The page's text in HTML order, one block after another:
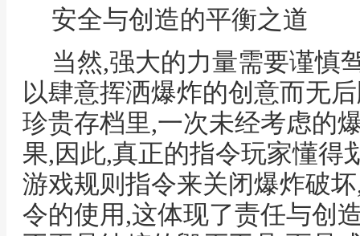
安全与创造的平衡之道
当然,强大的力量需要谨慎
以肆意挥洒爆炸的创意而无
珍贵存档里,一次未经考虑的
果,因此,真正的指令玩家懂得
游戏规则指令来关闭爆炸破
令的使用,这体现了责任与创